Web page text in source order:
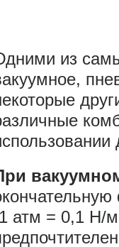
из
атм = 0,1 Н/